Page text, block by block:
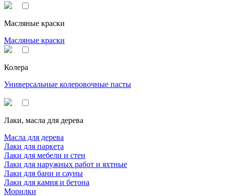
Масляные краски
Масляные краски
Колера
Универсальные колеровочные пасты
Лаки, масла для дерева
Масла для дерева
Лаки для паркета
Лаки для мебели и стен
Лаки для наружных работ и яхтные
Лаки для бани и сауны
Лаки для камня и бетона
Морилки